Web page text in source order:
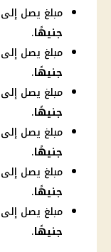
مبلغ يصل إلى
جنيهًا.
مبلغ يصل إلى
جنيهًا.
مبلغ يصل إلى
جنيهًا.
مبلغ يصل إلى
جنيهًا.
مبلغ يصل إلى
جنيهًا.
مبلغ يصل إلى
جنيهًا.